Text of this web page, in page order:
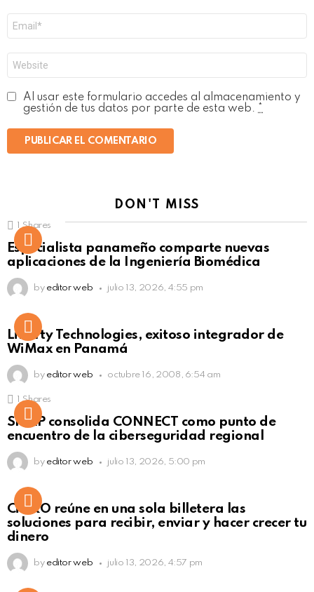
electrónico
*
Al usar este formulario accedes al almacenamiento y
gestión de tus datos por parte de esta web.
DON'T MISS
Click to view this post
Shares
Especialista panameño comparte nuevas
aplicaciones de la Ingeniería Biomédica
by editor web julio 13, 2026, 4:55 pm
Liberty Technologies, exitoso integrador de
WiMax en Panamá
by editor web octubre 16, 2008, 6:54 am
Click to view this post
Shares
SISAP consolida CONNECT como punto de
encuentro de la ciberseguridad regional
by editor web julio 13, 2026, 5:00 pm
Not Safe For Work
Click to view this post
CiNKO reúne en una sola billetera las
soluciones para recibir, enviar y hacer crecer tu
dinero
by editor web julio 13, 2026, 4:57 pm